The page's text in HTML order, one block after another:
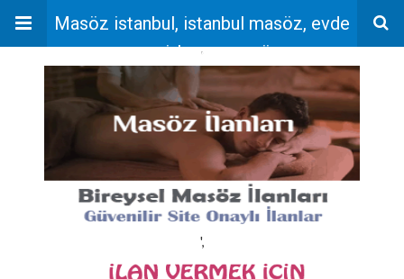
Masöz istanbul, istanbul masöz, evde
masaj, bayan masöz
'
',